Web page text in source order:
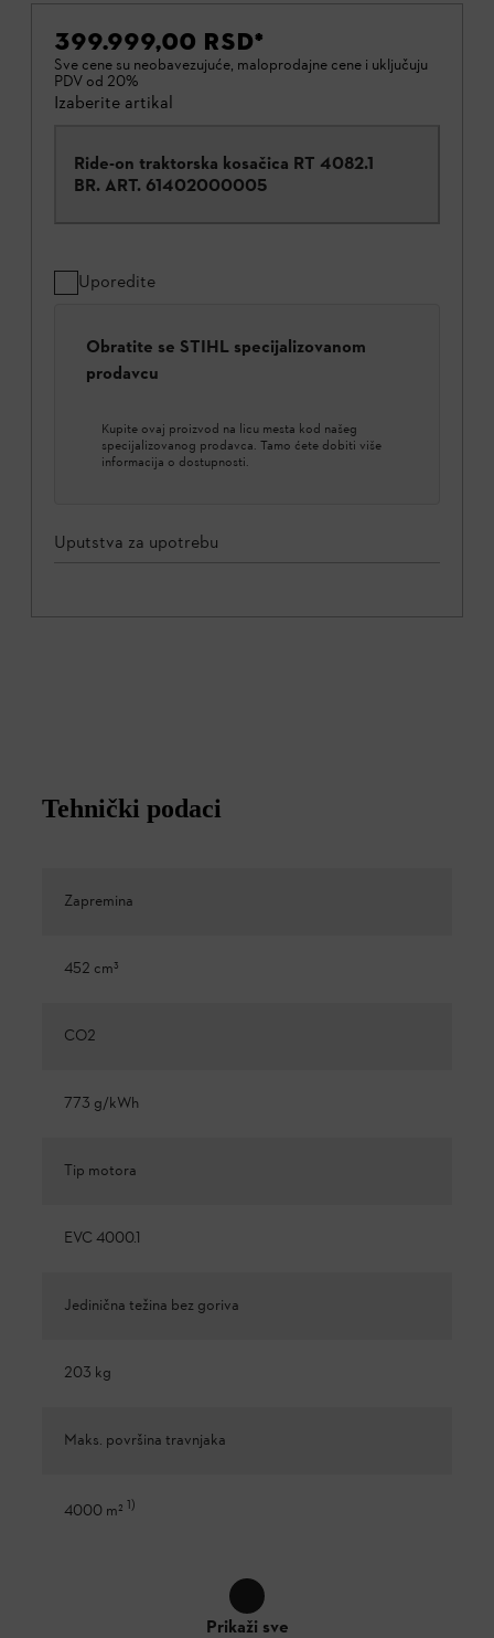
399.999,00 RSD*
Sve cene su neobavezujuće, maloprodajne cene i uključuju
PDV od 20%
Izaberite artikal
Ride-on traktorska kosačica RT 4082.1
BR. ART. 61402000005
Uporedite
Obratite se STIHL specijalizovanom
prodavcu
Kupite ovaj proizvod na licu mesta kod našeg
specijalizovanog prodavca. Tamo ćete dobiti više
informacija o dostupnosti.
Uputstva za upotrebu
Tehnički podaci
Zapremina
452 cm³
CO2
773 g/kWh
Tip motora
EVC 4000.1
Jedinična težina bez goriva
203 kg
Maks. površina travnjaka
4000 m² 1)
Prikaži sve